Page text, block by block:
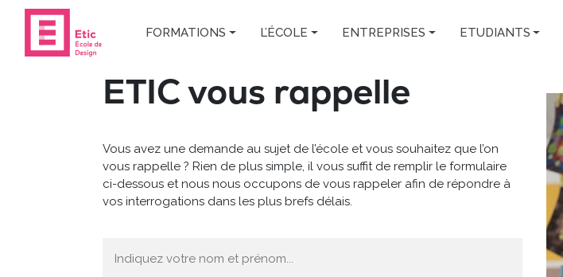
Skip to main content
FORMATIONS
L’ÉCOLE ENTREPRISES ETUDIANTS
ETIC vous rappelle
Vous avez une demande au sujet de l’école et vous souhaitez que l’on
vous rappelle ? Rien de plus simple, il vous suffit de remplir le formulaire
ci-dessous et nous nous occupons de vous rappeler afin de répondre à
vos interrogations dans les plus brefs délais.
(Nécessaire)